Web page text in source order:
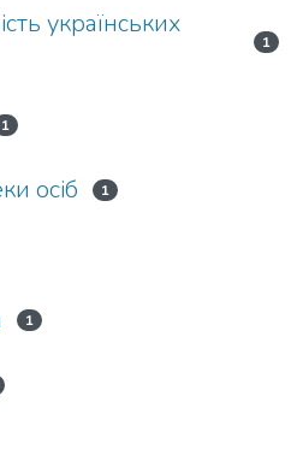
українських
1
1
осіб 1
1